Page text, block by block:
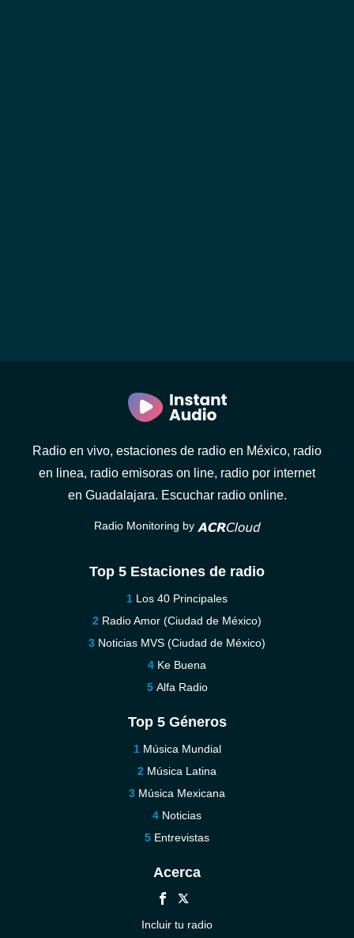
Radio en vivo, estaciones de radio en México, radio
en linea, radio emisoras on line, radio por internet
en Guadalajara. Escuchar radio online.
Radio Monitoring by
Top 5 Estaciones de radio
Los 40 Principales
Radio Amor (Ciudad de México)
Noticias MVS (Ciudad de México)
Ke Buena
Alfa Radio
Top 5 Géneros
Música Mundial
Música Latina
Música Mexicana
Noticias
Entrevistas
Acerca
Incluir tu radio